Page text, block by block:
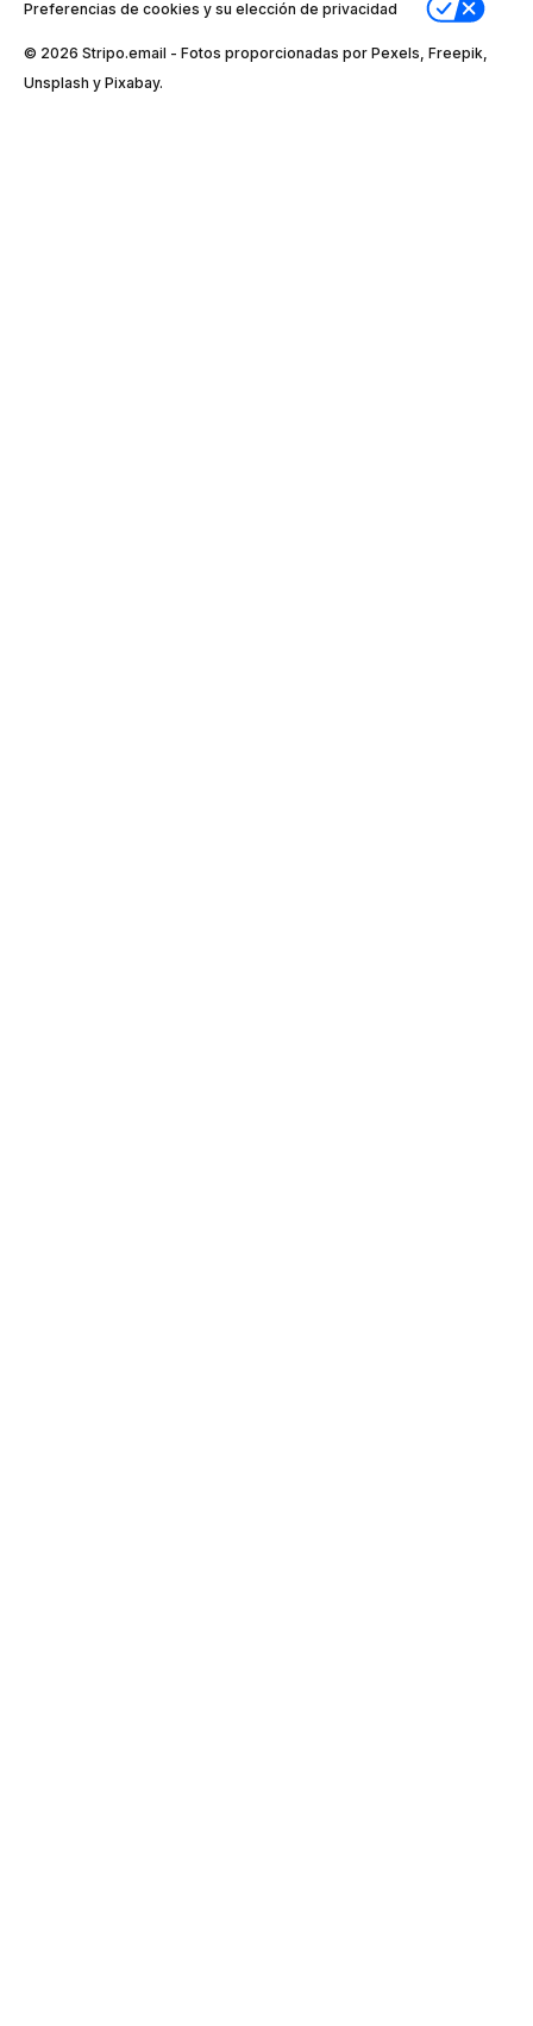
Preferencias de cookies y su elección de privacidad
© 2026 Stripо.email - Fotos proporcionadas por Pexels, Freepik,
Unsplash y Pixabay.